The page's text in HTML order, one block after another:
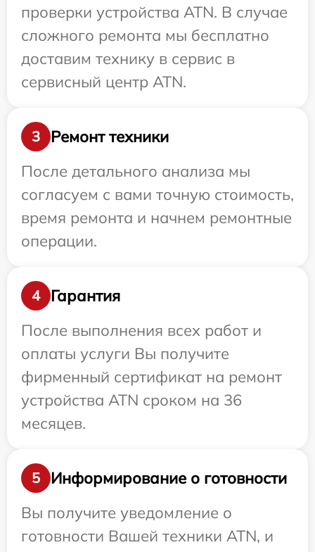
проверки устройства ATN. В случае
сложного ремонта мы бесплатно
доставим технику в сервис в
сервисный центр ATN.
3
Ремонт техники
После детального анализа мы
согласуем с вами точную стоимость,
время ремонта и начнем ремонтные
операции.
4
Гарантия
После выполнения всех работ и
оплаты услуги Вы получите
фирменный сертификат на ремонт
устройства ATN сроком на 36
месяцев.
5
Информирование о готовности
Вы получите уведомление о
готовности Вашей техники ATN, и